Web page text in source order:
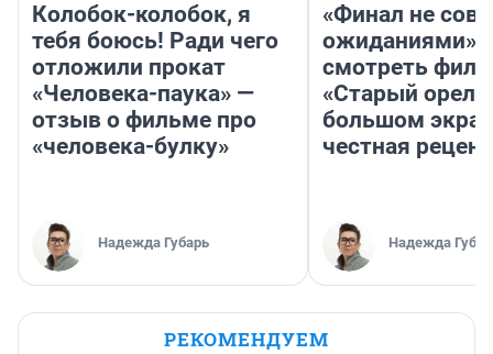
Колобок-колобок, я
тебя боюсь! Ради чего
отложили прокат
«Человека-паука» —
отзыв о фильме про
«человека-булку»
Надежда Губарь
«Финал не
ожиданиями»:
смотреть
«Старый орел»
большом
честная
Надежда
РЕКОМЕНДУЕМ